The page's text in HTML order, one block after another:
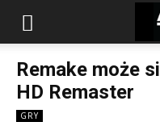
arytmia.eu
Remake może
HD Remaster
GRY